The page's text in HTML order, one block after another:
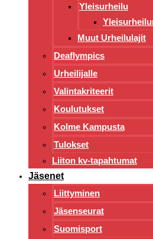
Yleisurheilu
Muut Urheilulajit
Deaflympics
Urheilijalle
Valintakriteerit
Koulutukset
Kolme Kampusta
Tulokset
Liiton kv-tapahtumat
Jäsenet
Liittyminen
Jäsenseurat
Suomisport